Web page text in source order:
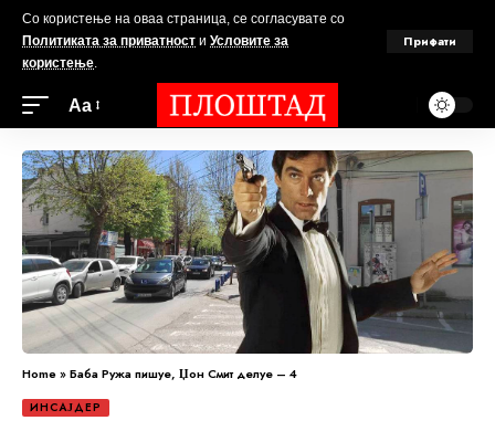
Со користење на оваа страница, се согласувате со
Политиката за приватност и Условите за
користење.
Прифати
Аа
Home»Баба Ружа пишуе, Џон Смит делуе – 4
ИНСАЈДЕР